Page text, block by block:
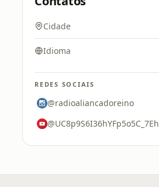
Cidade
Idioma
REDES SOCIAIS
@radioaliancadoreino